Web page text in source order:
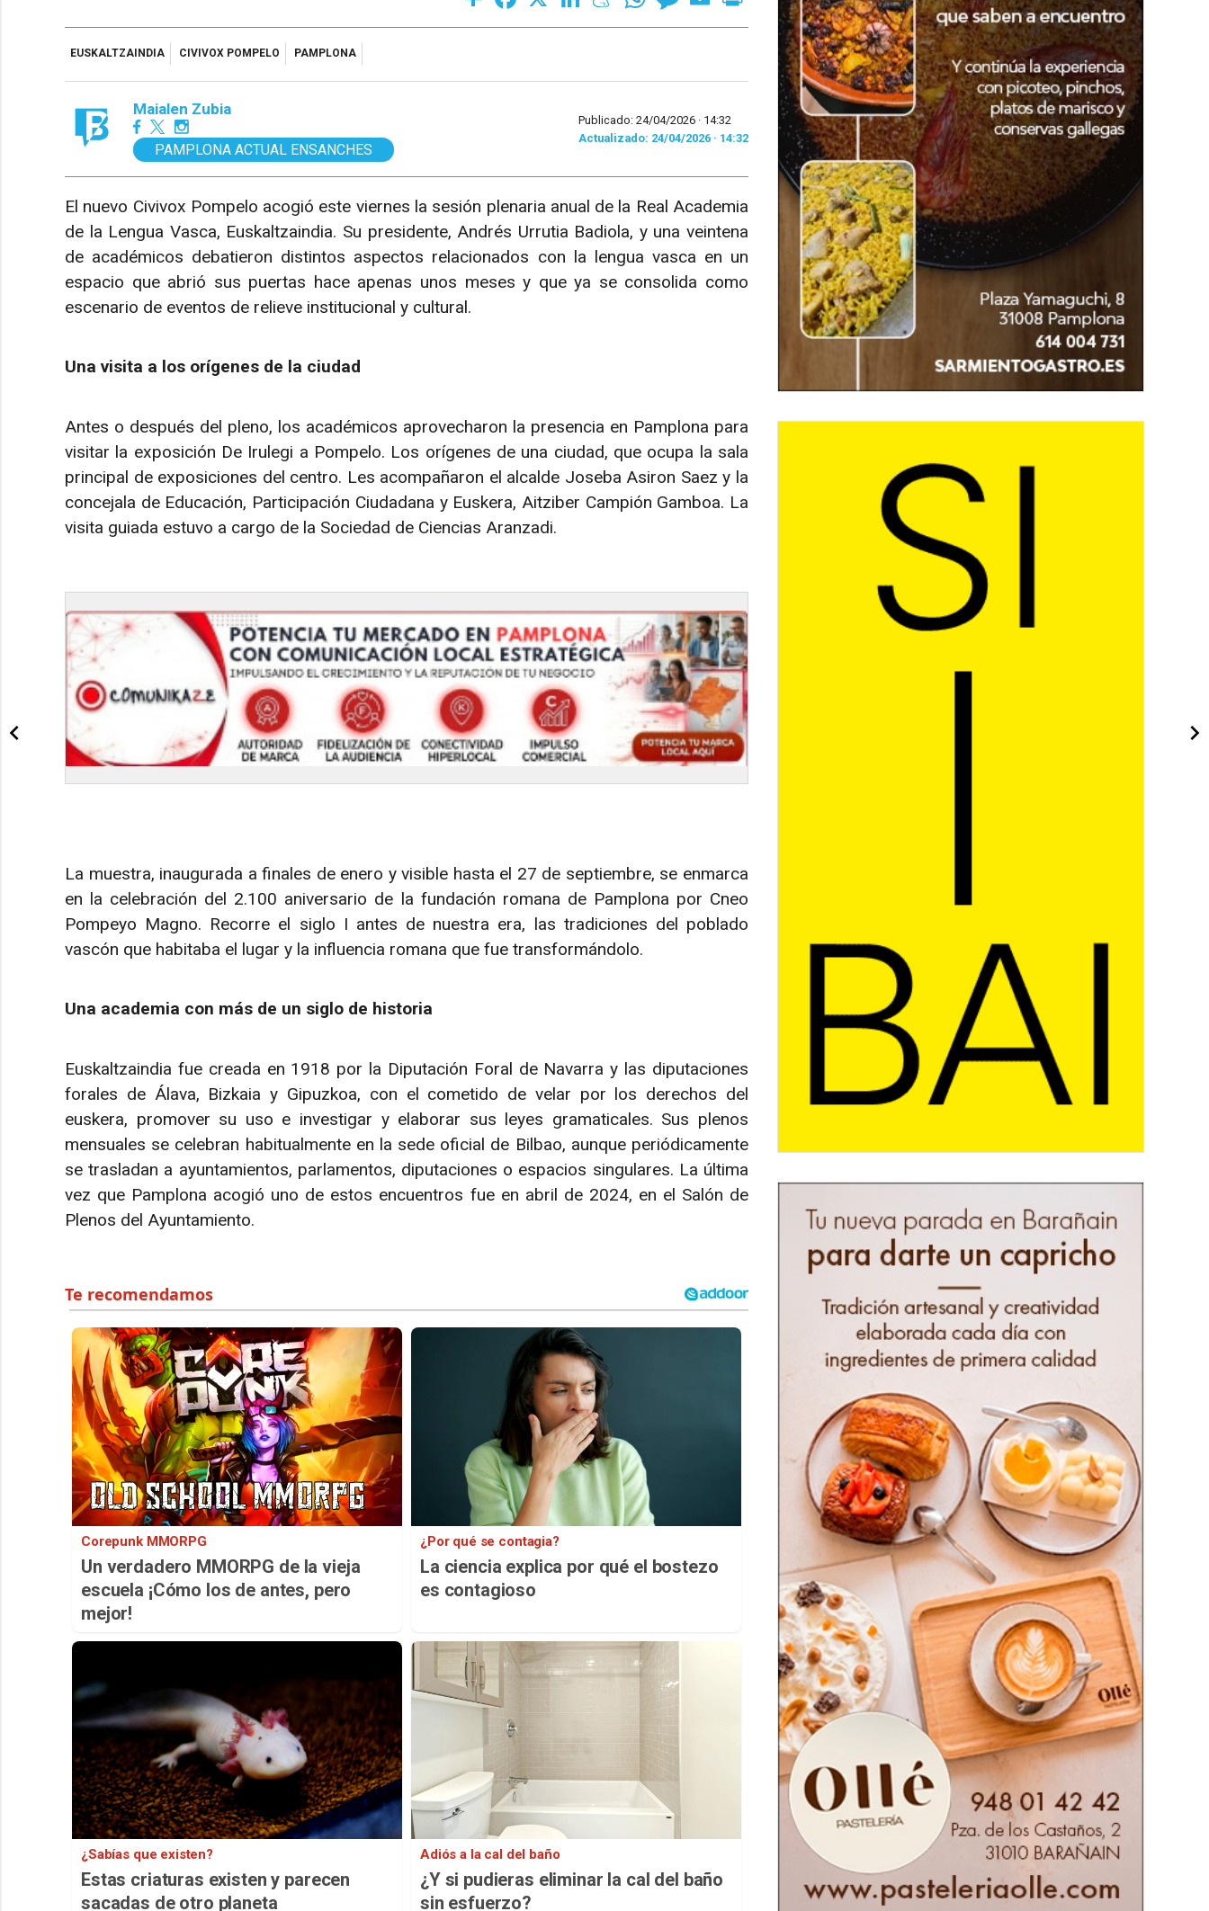
EUSKALTZAINDIA CIVIVOX POMPELO PAMPLONA
Maialen Zubia
PAMPLONA ACTUAL ENSANCHES
Publicado: 24/04/2026 · 14:32
Actualizado: 24/04/2026 · 14:32
El nuevo Civivox Pompelo acogió este viernes la sesión plenaria anual de la Real Academia
de la Lengua Vasca, Euskaltzaindia. Su presidente, Andrés Urrutia Badiola, y una veintena
de académicos debatieron distintos aspectos relacionados con la lengua vasca en un
espacio que abrió sus puertas hace apenas unos meses y que ya se consolida como
escenario de eventos de relieve institucional y cultural.
Una visita a los orígenes de la ciudad
Antes o después del pleno, los académicos aprovecharon la presencia en Pamplona para
visitar la exposición De Irulegi a Pompelo. Los orígenes de una ciudad, que ocupa la sala
principal de exposiciones del centro. Les acompañaron el alcalde Joseba Asiron Saez y la
concejala de Educación, Participación Ciudadana y Euskera, Aitziber Campión Gamboa. La
visita guiada estuvo a cargo de la Sociedad de Ciencias Aranzadi.
La muestra, inaugurada a finales de enero y visible hasta el 27 de septiembre, se enmarca
en la celebración del 2.100 aniversario de la fundación romana de Pamplona por Cneo
Pompeyo Magno. Recorre el siglo I antes de nuestra era, las tradiciones del poblado
vascón que habitaba el lugar y la influencia romana que fue transformándolo.
Una academia con más de un siglo de historia
Euskaltzaindia fue creada en 1918 por la Diputación Foral de Navarra y las diputaciones
forales de Álava, Bizkaia y Gipuzkoa, con el cometido de velar por los derechos del
euskera, promover su uso e investigar y elaborar sus leyes gramaticales. Sus plenos
mensuales se celebran habitualmente en la sede oficial de Bilbao, aunque periódicamente
se trasladan a ayuntamientos, parlamentos, diputaciones o espacios singulares. La última
vez que Pamplona acogió uno de estos encuentros fue en abril de 2024, en el Salón de
Plenos del Ayuntamiento.
Corepunk MMORPG
Un verdadero MMORPG de la vieja
escuela ¡Cómo los de antes, pero
mejor!
¿Por qué se contagia?
La ciencia explica por qué el bostezo
es contagioso
¿Sabías que existen?
Estas criaturas existen y parecen
sacadas de otro planeta
Adiós a la cal del baño
¿Y si pudieras eliminar la cal del baño
sin esfuerzo?